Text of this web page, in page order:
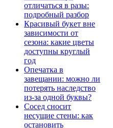
отличаться в разы:
подробный разбор
Красивый букет вне
зависимости от
сезона: какие цветы
доступны круглый
год
Опечатка в
завещании: можно ли
потерять наследство
из-за одной буквы?
Сосед сносит
несущие стены: как
остановить